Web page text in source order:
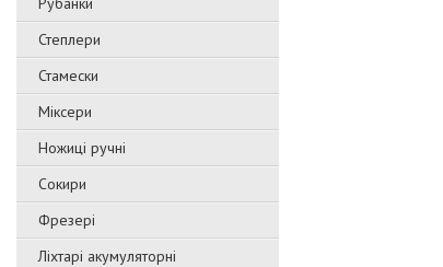
Степлери
Стамески
Міксери
Ножиці ручні
Сокири
Фрезері
Ліхтарі акумуляторні